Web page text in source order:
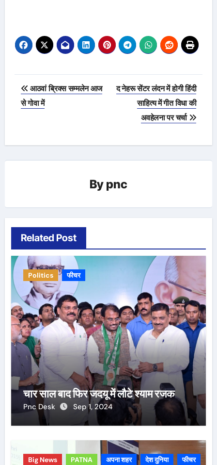
Post
navigation
आठवां ब्रिक्स सम्मलेन आज
से गोवा में
द नेहरू सेंटर लंदन में होगी हिंदी
साहित्य में गीत विधा की
अवहेलना पर चर्चा
By pnc
Related Post
Politics फीचर
चार साल बाद फिर जदयू में लौटे श्याम रजक
Pnc Desk Sep 1, 2024
Big News PATNA अपना शहर देश दुनिया फीचर